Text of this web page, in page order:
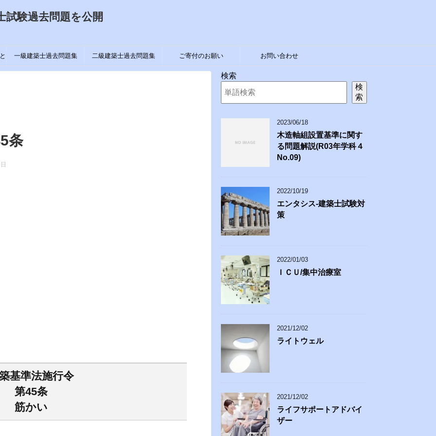
試験過去問題を公開
一級建築士過去問題集 二級建築士過去問題集 ご寄付のお願い お問い合わせ
条
基準法施行令
第45条
筋かい
検索
検
索
2023/06/18
木造軸組設置基準に関す
る問題解説(R03年学科４
No.09)
2022/10/19
エンタシス-建築士試験対
策
2022/01/03
ＩＣＵ/集中治療室
2021/12/02
ライトウェル
2021/12/02
ライフサポートアドバイ
ザー